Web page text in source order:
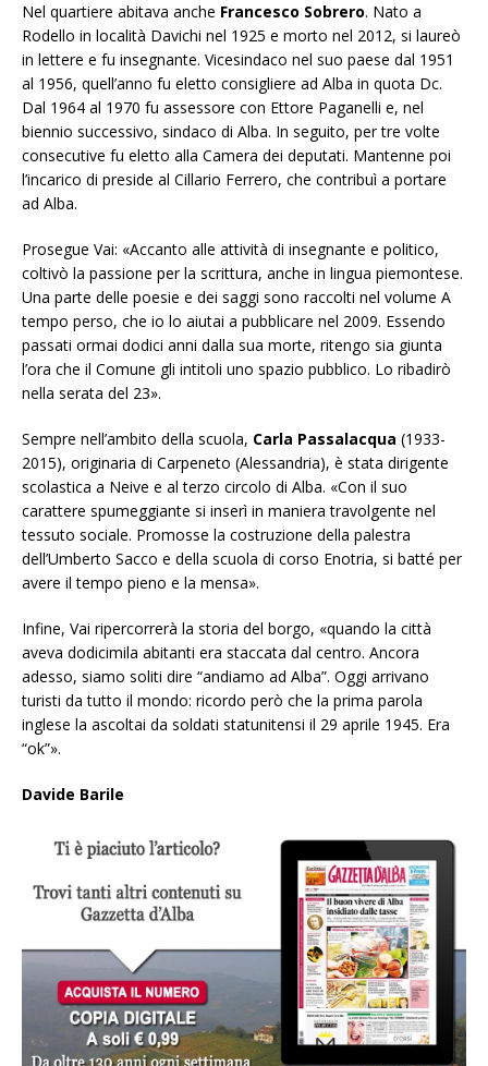
Nel quartiere abitava anche Francesco Sobrero. Nato a
Rodello in località Davichi nel 1925 e morto nel 2012, si laureò
in lettere e fu insegnante. Vicesindaco nel suo paese dal 1951
al 1956, quell’anno fu eletto consigliere ad Alba in quota Dc.
Dal 1964 al 1970 fu assessore con Ettore Paganelli e, nel
biennio successivo, sindaco di Alba. In seguito, per tre volte
consecutive fu eletto alla Camera dei deputati. Mantenne poi
l’incarico di preside al Cillario Ferrero, che contribuì a portare
ad Alba.
Prosegue Vai: «Accanto alle attività di insegnante e politico,
coltivò la passione per la scrittura, anche in lingua piemontese.
Una parte delle poesie e dei saggi sono raccolti nel volume A
tempo perso, che io lo aiutai a pubblicare nel 2009. Essendo
passati ormai dodici anni dalla sua morte, ritengo sia giunta
l’ora che il Comune gli intitoli uno spazio pubblico. Lo ribadirò
nella serata del 23».
Sempre nell’ambito della scuola, Carla Passalacqua (1933-
2015), originaria di Carpeneto (Alessandria), è stata dirigente
scolastica a Neive e al terzo circolo di Alba. «Con il suo
carattere spumeggiante si inserì in maniera travolgente nel
tessuto sociale. Promosse la costruzione della palestra
dell’Umberto Sacco e della scuola di corso Enotria, si batté per
avere il tempo pieno e la mensa».
Infine, Vai ripercorrerà la storia del borgo, «quando la città
aveva dodicimila abitanti era staccata dal centro. Ancora
adesso, siamo soliti dire “andiamo ad Alba”. Oggi arrivano
turisti da tutto il mondo: ricordo però che la prima parola
inglese la ascoltai da soldati statunitensi il 29 aprile 1945. Era
“ok”».
Davide Barile